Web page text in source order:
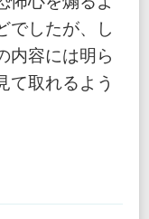
でしたが、し
内容には明ら
て取れるよう